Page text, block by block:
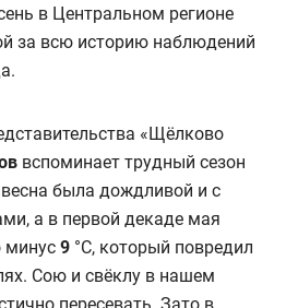
в Центральном регионе
за всю историю наблюдений
«Щёлково
вспоминает трудный сезон
была дождливой и с
а в первой декаде мая
минус 9 °C, который повредил
Сою и свёклу в нашем
пересевать. Зато в